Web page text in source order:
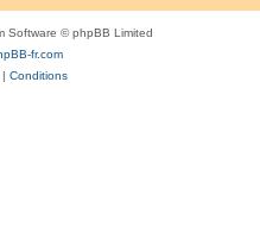
Software © phpBB Limited
fr.com
| Conditions